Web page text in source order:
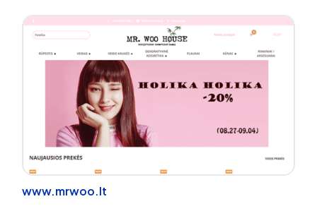
www.mrwoo.lt